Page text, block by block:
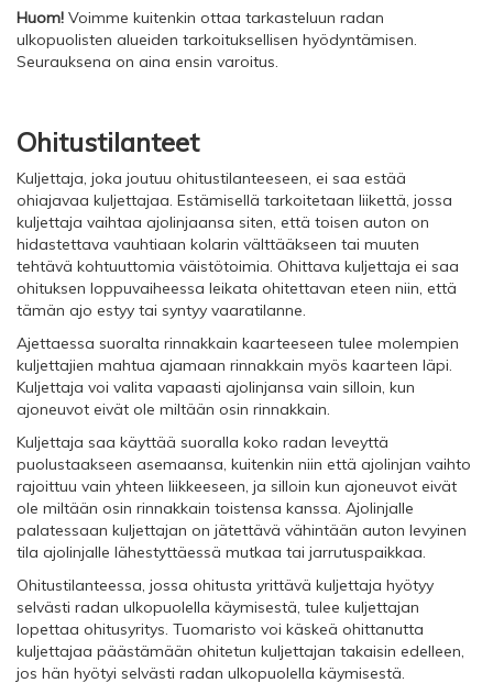
Huom! Voimme kuitenkin ottaa tarkasteluun radan
ulkopuolisten alueiden tarkoituksellisen hyödyntämisen.
Seurauksena on aina ensin varoitus.
Ohitustilanteet
Kuljettaja, joka joutuu ohitustilanteeseen, ei saa estää
ohiajavaa kuljettajaa. Estämisellä tarkoitetaan liikettä, jossa
kuljettaja vaihtaa ajolinjaansa siten, että toisen auton on
hidastettava vauhtiaan kolarin välttääkseen tai muuten
tehtävä kohtuuttomia väistötoimia. Ohittava kuljettaja ei saa
ohituksen loppuvaiheessa leikata ohitettavan eteen niin, että
tämän ajo estyy tai syntyy vaaratilanne.
Ajettaessa suoralta rinnakkain kaarteeseen tulee molempien
kuljettajien mahtua ajamaan rinnakkain myös kaarteen läpi.
Kuljettaja voi valita vapaasti ajolinjansa vain silloin, kun
ajoneuvot eivät ole miltään osin rinnakkain.
Kuljettaja saa käyttää suoralla koko radan leveyttä
puolustaakseen asemaansa, kuitenkin niin että ajolinjan vaihto
rajoittuu vain yhteen liikkeeseen, ja silloin kun ajoneuvot eivät
ole miltään osin rinnakkain toistensa kanssa. Ajolinjalle
palatessaan kuljettajan on jätettävä vähintään auton levyinen
tila ajolinjalle lähestyttäessä mutkaa tai jarrutuspaikkaa.
Ohitustilanteessa, jossa ohitusta yrittävä kuljettaja hyötyy
selvästi radan ulkopuolella käymisestä, tulee kuljettajan
lopettaa ohitusyritys. Tuomaristo voi käskeä ohittanutta
kuljettajaa päästämään ohitetun kuljettajan takaisin edelleen,
jos hän hyötyi selvästi radan ulkopuolella käymisestä.